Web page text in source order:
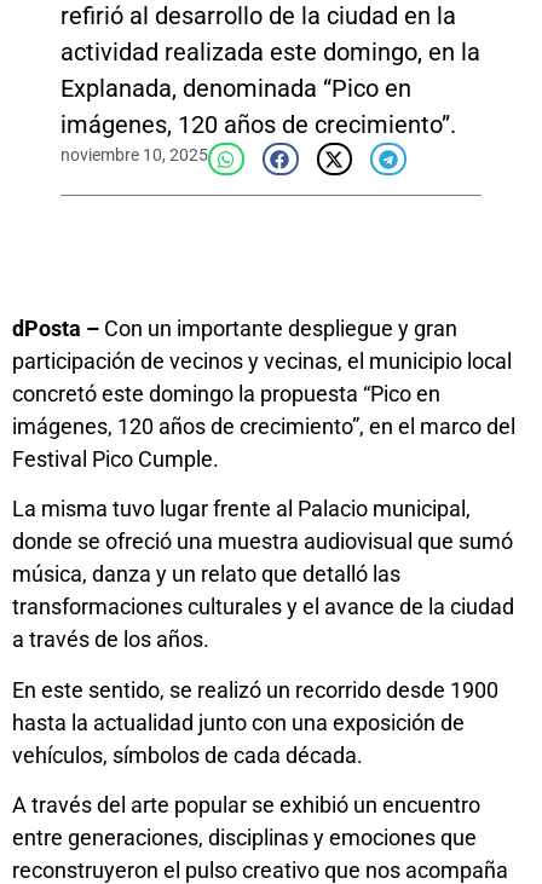
refirió al desarrollo de la ciudad en la
actividad realizada este domingo, en la
Explanada, denominada “Pico en
imágenes, 120 años de crecimiento”.
noviembre 10, 2025
dPosta – Con un importante despliegue y gran
participación de vecinos y vecinas, el municipio local
concretó este domingo la propuesta “Pico en
imágenes, 120 años de crecimiento”, en el marco del
Festival Pico Cumple.
La misma tuvo lugar frente al Palacio municipal,
donde se ofreció una muestra audiovisual que sumó
música, danza y un relato que detalló las
transformaciones culturales y el avance de la ciudad
a través de los años.
En este sentido, se realizó un recorrido desde 1900
hasta la actualidad junto con una exposición de
vehículos, símbolos de cada década.
A través del arte popular se exhibió un encuentro
entre generaciones, disciplinas y emociones que
reconstruyeron el pulso creativo que nos acompaña